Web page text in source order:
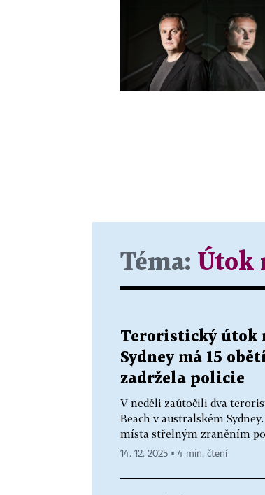
Téma: Útok
Teroristický útok
Sydney má 15
zadržela policie
V neděli zaútočili dva
Beach v australském
místa střelným zraněním
14. 12. 2025 ▪ 4 min. čtení